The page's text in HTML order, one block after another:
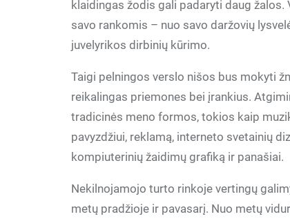
klaidingas žodis gali padaryti daug
savo rankomis – nuo savo daržovių
juvelyrikos dirbinių kūrimo.
Taigi pelningos verslo nišos bus mokyti
reikalingas priemones bei įrankius.
tradicinės meno formos, tokios kaip
pavyzdžiui, reklamą, interneto svetainių
kompiuterinių žaidimų grafiką ir panašiai.
Nekilnojamojo turto rinkoje vertingų
metų pradžioje ir pavasarį. Nuo metų